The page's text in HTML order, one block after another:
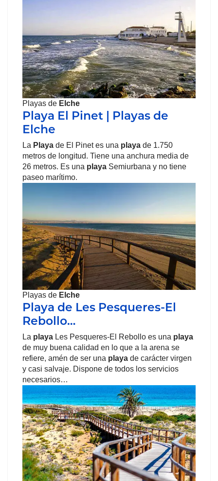
Playas de Elche
Playa El Pinet | Playas de
Elche
La Playa de El Pinet es una playa de 1.750
metros de longitud. Tiene una anchura media de
26 metros. Es una playa Semiurbana y no tiene
paseo marítimo.
Playas de Elche
Playa de Les Pesqueres-El
Rebollo…
La playa Les Pesqueres-El Rebollo es una playa
de muy buena calidad en lo que a la arena se
refiere, amén de ser una playa de carácter virgen
y casi salvaje. Dispone de todos los servicios
necesarios…